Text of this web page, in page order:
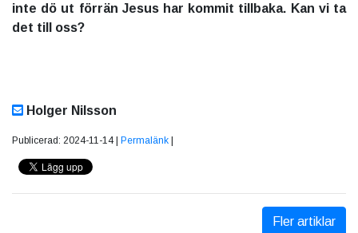
inte dö ut förrän Jesus har kommit tillbaka. Kan vi ta
det till oss?
Holger Nilsson
Publicerad: 2024-11-14 | Permalänk
Fler artiklar